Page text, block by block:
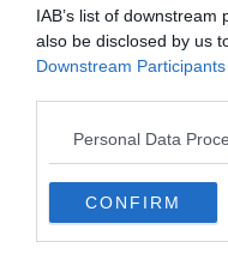
IAB’s list of
also be disclosed by us
Downstream Participants
Personal Data
CONFIRM
7. Voyage
archéologique